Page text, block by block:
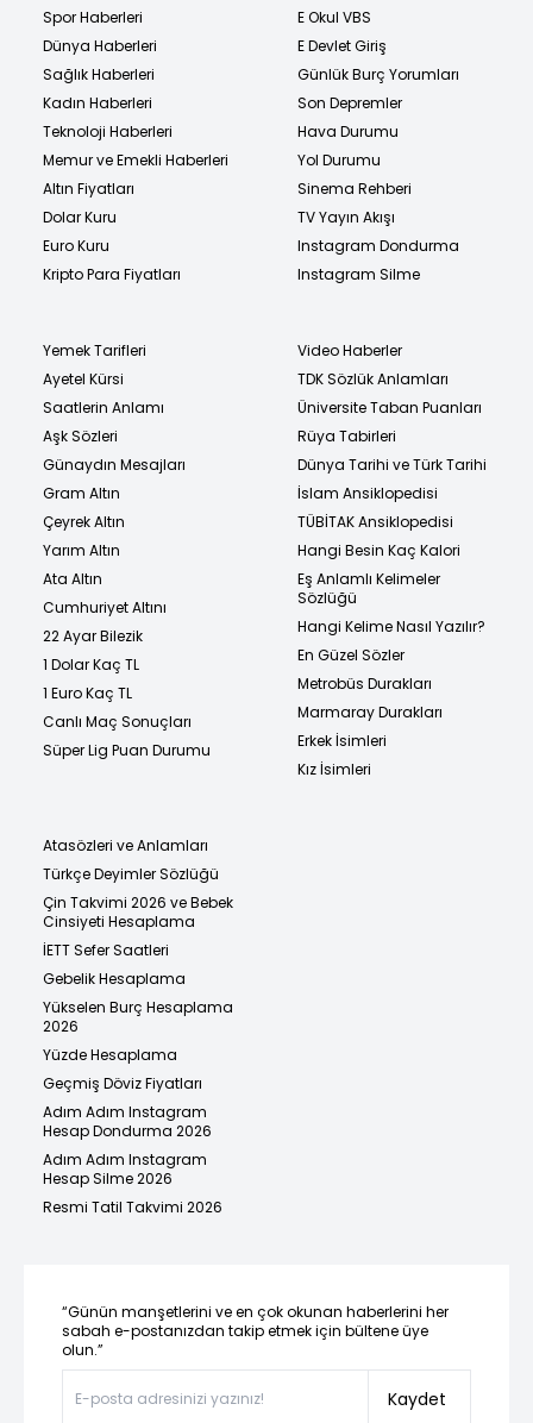
Spor Haberleri
Dünya Haberleri
Sağlık Haberleri
Kadın Haberleri
Teknoloji Haberleri
Memur ve Emekli Haberleri
Altın Fiyatları
Dolar Kuru
Euro Kuru
Kripto Para Fiyatları
E Okul VBS
E Devlet Giriş
Günlük Burç Yorumları
Son Depremler
Hava Durumu
Yol Durumu
Sinema Rehberi
TV Yayın Akışı
Instagram Dondurma
Instagram Silme
Yemek Tarifleri
Ayetel Kürsi
Saatlerin Anlamı
Aşk Sözleri
Günaydın Mesajları
Gram Altın
Çeyrek Altın
Yarım Altın
Ata Altın
Cumhuriyet Altını
22 Ayar Bilezik
1 Dolar Kaç TL
1 Euro Kaç TL
Canlı Maç Sonuçları
Süper Lig Puan Durumu
Video Haberler
TDK Sözlük Anlamları
Üniversite Taban Puanları
Rüya Tabirleri
Dünya Tarihi ve Türk Tarihi
İslam Ansiklopedisi
TÜBİTAK Ansiklopedisi
Hangi Besin Kaç Kalori
Eş Anlamlı Kelimeler
Sözlüğü
Hangi Kelime Nasıl Yazılır?
En Güzel Sözler
Metrobüs Durakları
Marmaray Durakları
Erkek İsimleri
Kız İsimleri
Atasözleri ve Anlamları
Türkçe Deyimler Sözlüğü
Çin Takvimi 2026 ve Bebek
Cinsiyeti Hesaplama
İETT Sefer Saatleri
Gebelik Hesaplama
Yükselen Burç Hesaplama
2026
Yüzde Hesaplama
Geçmiş Döviz Fiyatları
Adım Adım Instagram
Hesap Dondurma 2026
Adım Adım Instagram
Hesap Silme 2026
Resmi Tatil Takvimi 2026
“Günün manşetlerini ve en çok okunan haberlerini her
sabah e-postanızdan takip etmek için bültene üye
olun.”
Kaydet